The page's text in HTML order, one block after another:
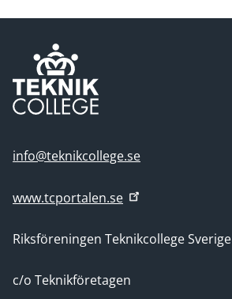
info@teknikcollege.se
www.tcportalen.se
Riksföreningen Teknikcollege Sverige
c/o Teknikföretagen